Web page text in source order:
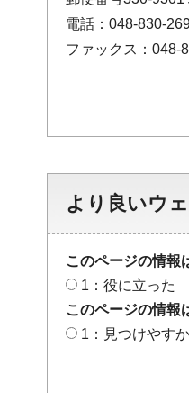
電話：048-830-
ファックス：048-
より良いウ
このページの情報
1：役に立った
このページの情報
1：見つけやす